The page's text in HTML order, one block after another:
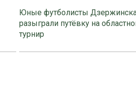
Юные футболисты
разыграли путёвку на
турнир